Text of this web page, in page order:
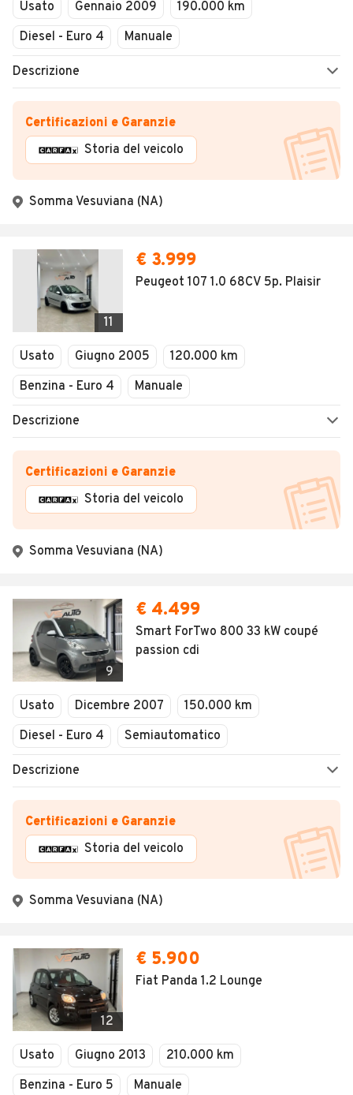
Usato Gennaio 2009
190.000 km
Diesel - Euro 4
Manuale
Descrizione
Certificazioni e Garanzie
Storia del veicolo
Somma Vesuviana (NA)
11
€ 3.999
Peugeot 107 1.0 68CV 5p. Plaisir
Usato Giugno 2005
120.000 km
Benzina - Euro 4
Manuale
Descrizione
Certificazioni e Garanzie
Storia del veicolo
Somma Vesuviana (NA)
9
€ 4.499
Smart ForTwo 800 33 kW coupé
passion cdi
Usato Dicembre 2007
150.000 km
Diesel - Euro 4
Semiautomatico
Descrizione
Certificazioni e Garanzie
Storia del veicolo
Somma Vesuviana (NA)
12
€ 5.900
Fiat Panda 1.2 Lounge
Usato Giugno 2013
210.000 km
Benzina - Euro 5
Manuale